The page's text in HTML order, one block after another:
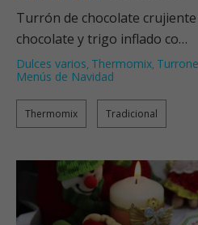
Turrón de chocolate
chocolate y trigo inflado co…
Dulces varios, Thermomix,
Menús de Navidad
Thermomix Tradicional